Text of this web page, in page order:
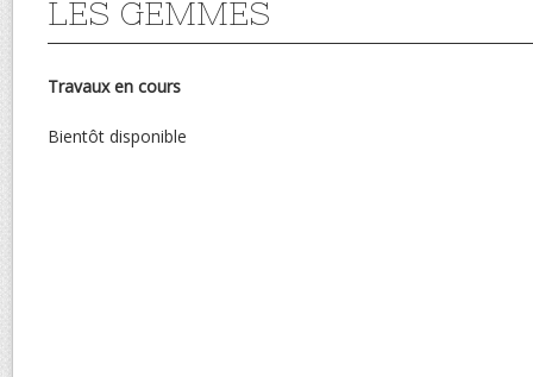
LES GEMMES
Travaux en cours
Bientôt disponible